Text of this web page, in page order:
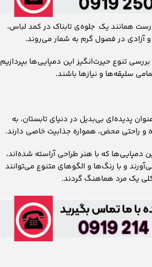
همانند یک جلوه‌ی تابناک در کمد لباس،
و آزادی در فصول گرم به شمار می‌روند.
تنوع حیرت‌انگیز این دمپایی‌ها بپردازیم
سلیقه‌ها و نیازها باشند.
پدیده‌ای بی‌بدیل در دنیای تابستان، به
و راحتی محض، همواره جذابیت خاصی دارند.
دمپایی‌ها که با هنر طراحی آراسته شده‌اند،
و با رنگ‌ها و الگوهای متنوع می‌توانند
یک مرد هماهنگ گردند.